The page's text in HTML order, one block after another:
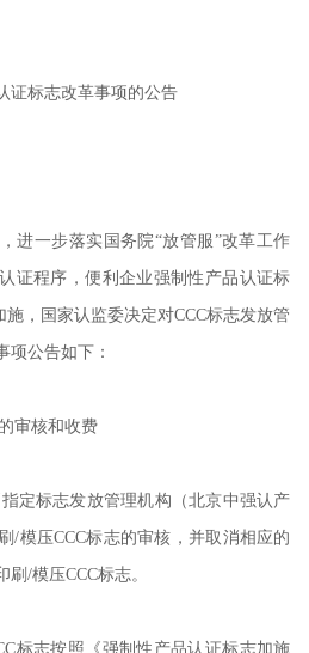
证标志改革事项的公告
进一步落实国务院“放管服”改革工作
证程序，便利企业强制性产品认证标
施，国家认监委决定对CCC标志发放管
项公告如下：
审核和收费
定标志发放管理机构（北京中强认产
/模压CCC标志的审核，并取消相应的
/模压CCC标志。
标志按照《强制性产品认证标志加施